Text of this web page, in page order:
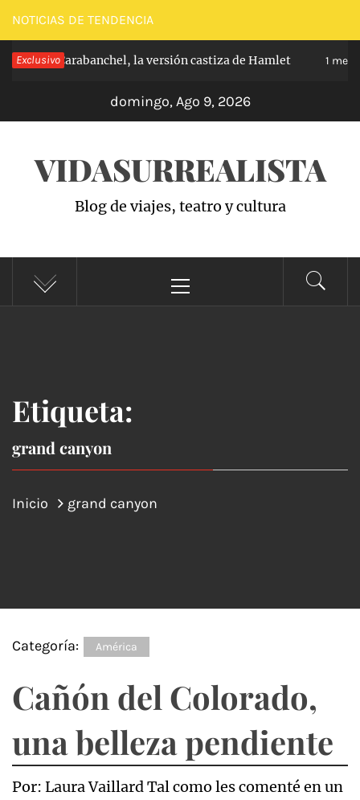
Saltar
al
contenido
NOTICIAS DE TENDENCIA
Exclusivode Carabanchel, la versión castiza de Hamlet 1 mes
domingo, Ago 9, 2026
VIDASURREALISTA
Blog de viajes, teatro y cultura
principal
Etiqueta:
grand canyon
Inicio grand canyon
Categoría: América
Cañón del Colorado,
una belleza pendiente
Por: Laura Vaillard Tal como les comenté en un